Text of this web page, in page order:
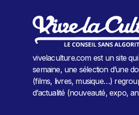
vivelaculture.com est un site
semaine, une sélection d’une
(films, livres, musique…)
d’actualité (nouveauté, expo,